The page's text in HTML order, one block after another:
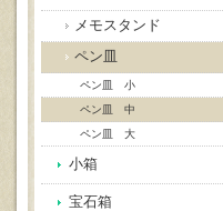
メモスタンド
ペン皿
ペン皿 小
ペン皿 中
ペン皿 大
小箱
宝石箱